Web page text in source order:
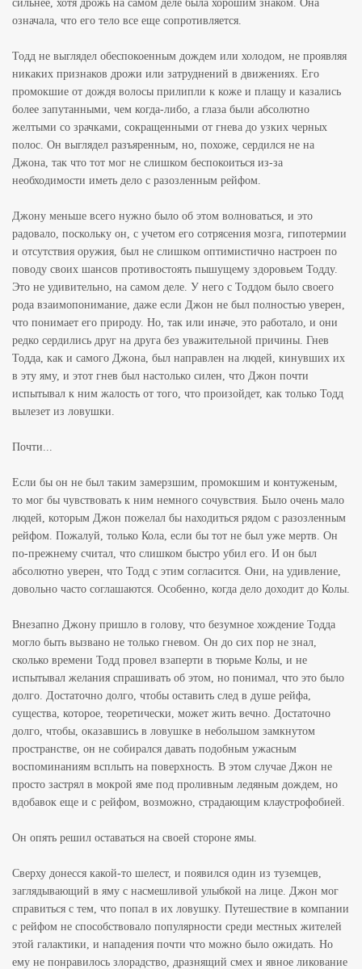
сильнее, хотя дрожь на самом деле была хорошим знаком. Она
означала, что его тело все еще сопротивляется.
Тодд не выглядел обеспокоенным дождем или холодом, не проявляя
никаких признаков дрожи или затруднений в движениях. Его
промокшие от дождя волосы прилипли к коже и плащу и казались
более запутанными, чем когда-либо, а глаза были абсолютно
желтыми со зрачками, сокращенными от гнева до узких черных
полос. Он выглядел разъяренным, но, похоже, сердился не на
Джона, так что тот мог не слишком беспокоиться из-за
необходимости иметь дело с разозленным рейфом.
Джону меньше всего нужно было об этом волноваться, и это
радовало, поскольку он, с учетом его сотрясения мозга, гипотермии
и отсутствия оружия, был не слишком оптимистично настроен по
поводу своих шансов противостоять пышущему здоровьем Тодду.
Это не удивительно, на самом деле. У него с Тоддом было своего
рода взаимопонимание, даже если Джон не был полностью уверен,
что понимает его природу. Но, так или иначе, это работало, и они
редко сердились друг на друга без уважительной причины. Гнев
Тодда, как и самого Джона, был направлен на людей, кинувших их
в эту яму, и этот гнев был настолько силен, что Джон почти
испытывал к ним жалость от того, что произойдет, как только Тодд
вылезет из ловушки.
Почти...
Если бы он не был таким замерзшим, промокшим и контуженым,
то мог бы чувствовать к ним немного сочувствия. Было очень мало
людей, которым Джон пожелал бы находиться рядом с разозленным
рейфом. Пожалуй, только Кола, если бы тот не был уже мертв. Он
по-прежнему считал, что слишком быстро убил его. И он был
абсолютно уверен, что Тодд с этим согласится. Они, на удивление,
довольно часто соглашаются. Особенно, когда дело доходит до Колы.
Внезапно Джону пришло в голову, что безумное хождение Тодда
могло быть вызвано не только гневом. Он до сих пор не знал,
сколько времени Тодд провел взаперти в тюрьме Колы, и не
испытывал желания спрашивать об этом, но понимал, что это было
долго. Достаточно долго, чтобы оставить след в душе рейфа,
существа, которое, теоретически, может жить вечно. Достаточно
долго, чтобы, оказавшись в ловушке в небольшом замкнутом
пространстве, он не собирался давать подобным ужасным
воспоминаниям всплыть на поверхность. В этом случае Джон не
просто застрял в мокрой яме под проливным ледяным дождем, но
вдобавок еще и с рейфом, возможно, страдающим клаустрофобией.
Он опять решил оставаться на своей стороне ямы.
Сверху донесся какой-то шелест, и появился один из туземцев,
заглядывающий в яму с насмешливой улыбкой на лице. Джон мог
справиться с тем, что попал в их ловушку. Путешествие в компании
с рейфом не способствовало популярности среди местных жителей
этой галактики, и нападения почти что можно было ожидать. Но
ему не понравилось злорадство, дразнящий смех и явное ликование